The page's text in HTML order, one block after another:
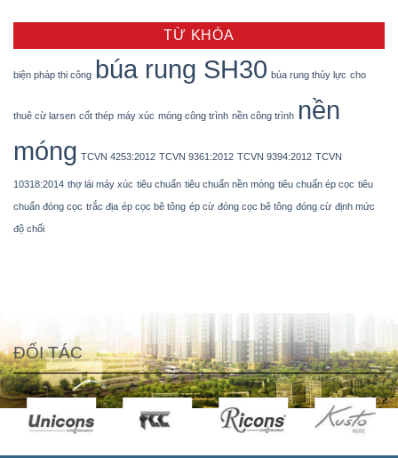
TỪ KHÓA
biện pháp thi công búa rung SH30 búa rung thủy lực cho
thuê cừ larsen cốt thép máy xúc móng công trình nền công trình nền
móng TCVN 4253:2012 TCVN 9361:2012 TCVN 9394:2012 TCVN
10318:2014 thợ lái máy xúc tiêu chuẩn tiêu chuẩn nền móng tiêu chuẩn ép cọc tiêu
chuẩn đóng cọc trắc địa ép cọc bê tông ép cừ đóng cọc bê tông đóng cừ định mức
độ chối
ĐỐI TÁC